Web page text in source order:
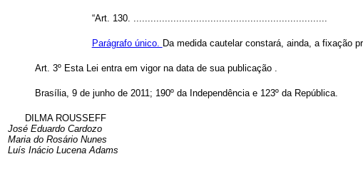
“Art. 130. ....................................................................
Parágrafo único. Da medida cautelar constará, ainda, a fixação
Art. 3º Esta Lei entra em vigor na data de sua publicação .
Brasília, 9 de junho de 2011; 190º da Independência e 123º da República.
DILMA ROUSSEFF
José Eduardo Cardozo
Maria do Rosário Nunes
Luís Inácio Lucena Adams